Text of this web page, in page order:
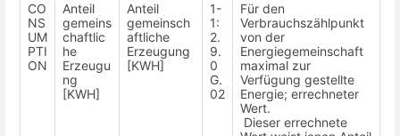
CO
NS
UM
PTI
ON
Anteil
gemeins
chaftlic
he
Erzeugu
ng
[KWH]
Anteil
gemeinsch
aftliche
Erzeugung
[KWH]
1-
1:
2.
9.
0
G.
02
Für den
Verbrauchszählpunkt
von der
Energiegemeinschaft
maximal zur
Verfügung gestellte
Energie; errechneter
Wert.
Dieser errechnete